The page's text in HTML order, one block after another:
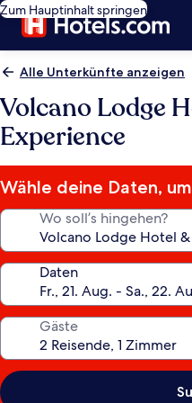
Zum Hauptinhalt springen
Alle Unterkünfte anzeigen
Volcano Lodge
Experience
Wähle deine Daten,
Wo soll’s hingehen?
Daten
Gäste